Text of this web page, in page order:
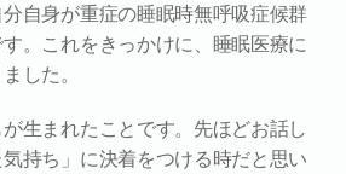
自身が重症の睡眠時無呼吸症候群
。これをきっかけに、睡眠医療に
した。
生まれたことです。先ほどお話し
持ち」に決着をつける時だと思い